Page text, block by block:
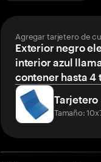
Agregar tarjetero de
Exterior negro
interior azul
contener hasta 4
Tarjetero
Tamaño: